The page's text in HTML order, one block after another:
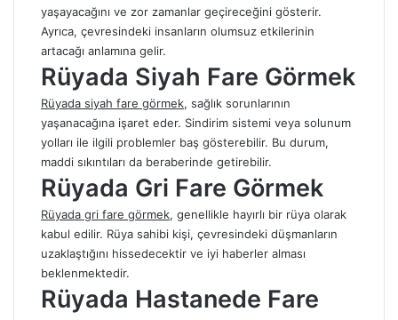
yaşayacağını ve zor zamanlar geçireceğini gösterir.
Ayrıca, çevresindeki insanların olumsuz etkilerinin
artacağı anlamına gelir.
Rüyada Siyah Fare Görmek
Rüyada siyah fare görmek, sağlık sorunlarının
yaşanacağına işaret eder. Sindirim sistemi veya solunum
yolları ile ilgili problemler baş gösterebilir. Bu durum,
maddi sıkıntıları da beraberinde getirebilir.
Rüyada Gri Fare Görmek
Rüyada gri fare görmek, genellikle hayırlı bir rüya olarak
kabul edilir. Rüya sahibi kişi, çevresindeki düşmanların
uzaklaştığını hissedecektir ve iyi haberler alması
beklenmektedir.
Rüyada Hastanede Fare